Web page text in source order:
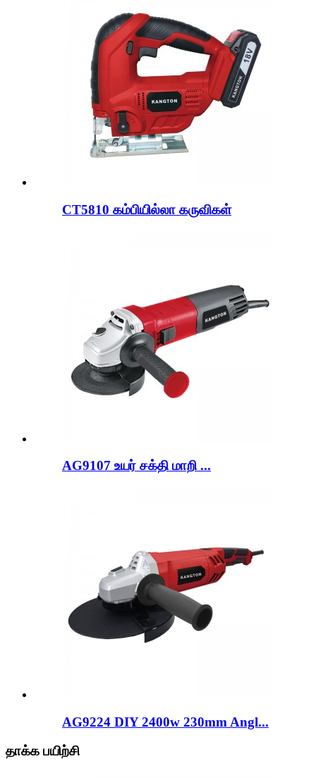
CT5810 கம்பியில்லா கருவிகள்
AG9107 உயர் சக்தி மாறி ...
AG9224 DIY 2400w 230mm Angl...
தாக்க பயிற்சி